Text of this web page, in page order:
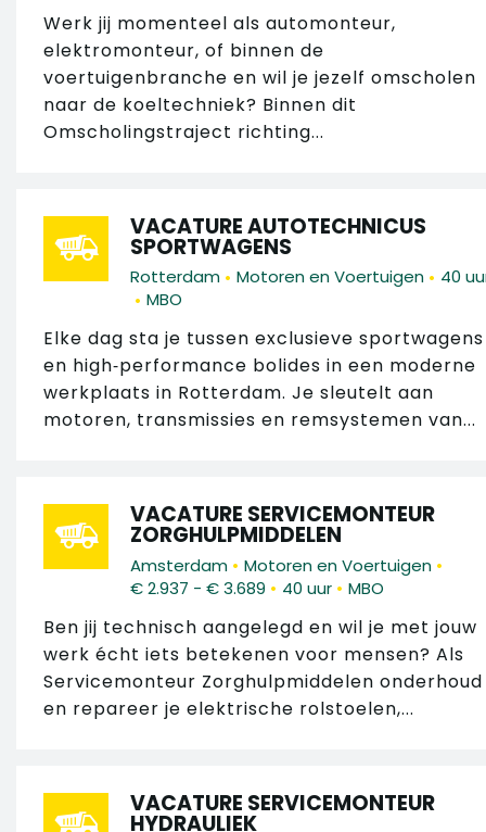
Werk jij momenteel als automonteur,
elektromonteur, of binnen de
voertuigenbranche en wil je jezelf omscholen
naar de koeltechniek? Binnen dit
Omscholingstraject richting...
VACATURE AUTOTECHNICUS
SPORTWAGENS
Rotterdam • Motoren en Voertuigen • 40
• MBO
Elke dag sta je tussen exclusieve sportwagens
en high‑performance bolides in een moderne
werkplaats in Rotterdam. Je sleutelt aan
motoren, transmissies en remsystemen van...
VACATURE SERVICEMONTEUR
ZORGHULPMIDDELEN
Amsterdam • Motoren en Voertuigen •
€ 2.937 - € 3.689 • 40 uur • MBO
Ben jij technisch aangelegd en wil je met jouw
werk écht iets betekenen voor mensen? Als
Servicemonteur Zorghulpmiddelen onderhoud
en repareer je elektrische rolstoelen,...
VACATURE SERVICEMONTEUR
HYDRAULIEK